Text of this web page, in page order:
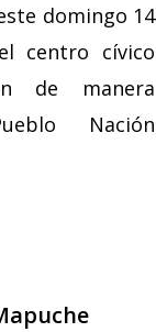
domingo 14
centro cívico
de manera
Nación